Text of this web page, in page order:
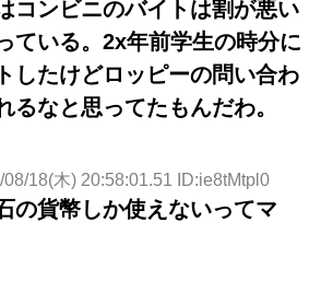
コンビニのバイトは割が悪い
ている。2x年前学生の時分に
したけどロッピーの問い合わ
るなと思ってたもんだわ。
08/18(木) 20:58:01.51 ID:ie8tMtpl0
の貨幣しか使えないってマ